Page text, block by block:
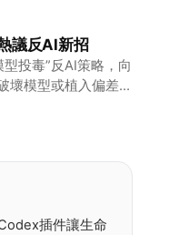
議反AI新招
投毒”反AI策略，向
壞模型或植入偏差。
場景修復動力不
插件讓生命